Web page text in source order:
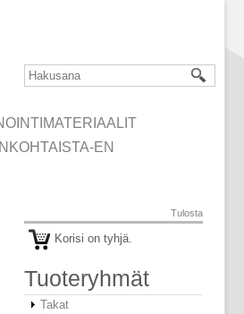
EN
Tulosta
Korisi on tyhjä.
Tuoteryhmät
Takat